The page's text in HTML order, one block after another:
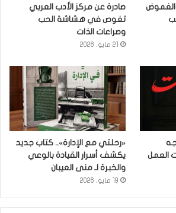
صادرة عن مركز الأدب العربي
تغوص في هشاشة الحب
وصراعات الذات
21 مايو، 2026
العمل
«رحلتي مع الإدارة».. كتاب جديد
يكشف أسرار القيادة بالوعي
والخبرة لـ منى العيبان
19 مايو، 2026